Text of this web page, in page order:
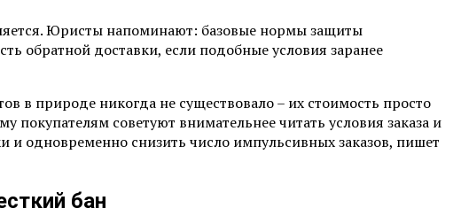
Юристы напоминают: базовые нормы защиты
обратной доставки, если подобные условия заранее
в природе никогда не существовало – их стоимость просто
советуют внимательнее читать условия заказа и
и одновременно снизить число импульсивных заказов, пишет
бан